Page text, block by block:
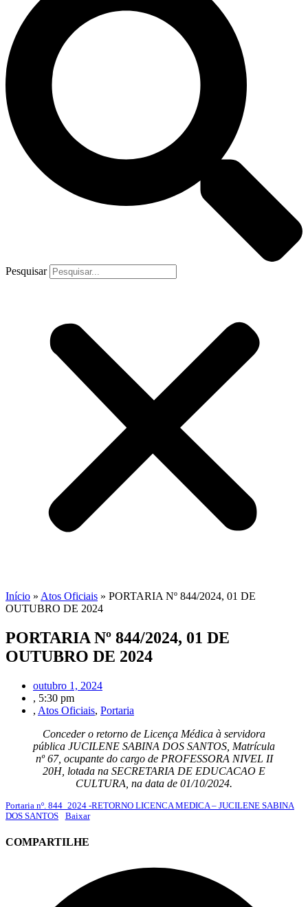
Pesquisar
Início » Atos Oficiais » PORTARIA Nº 844/2024, 01 DE
OUTUBRO DE 2024
PORTARIA Nº 844/2024, 01 DE
OUTUBRO DE 2024
outubro 1, 2024
, 5:30 pm
, Atos Oficiais, Portaria
Conceder o retorno de Licença Médica à servidora
pública JUCILENE SABINA DOS SANTOS, Matrícula
nº 67, ocupante do cargo de PROFESSORA NIVEL II
20H, lotada na SECRETARIA DE EDUCACAO E
CULTURA, na data de 01/10/2024.
Portaria nº. 844_2024 -RETORNO LICENCA MEDICA – JUCILENE SABINA
DOS SANTOS
Baixar
COMPARTILHE